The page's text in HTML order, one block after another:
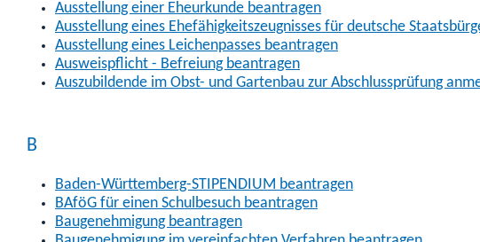
Ausstellung einer Eheurkunde beantragen
Ausstellung eines Ehefähigkeitszeugnisses für deutsche
Ausstellung eines Leichenpasses beantragen
Ausweispflicht - Befreiung beantragen
Auszubildende im Obst- und Gartenbau zur Abschlussprüfung
B
Baden-Württemberg-STIPENDIUM beantragen
BAföG für einen Schulbesuch beantragen
Baugenehmigung beantragen